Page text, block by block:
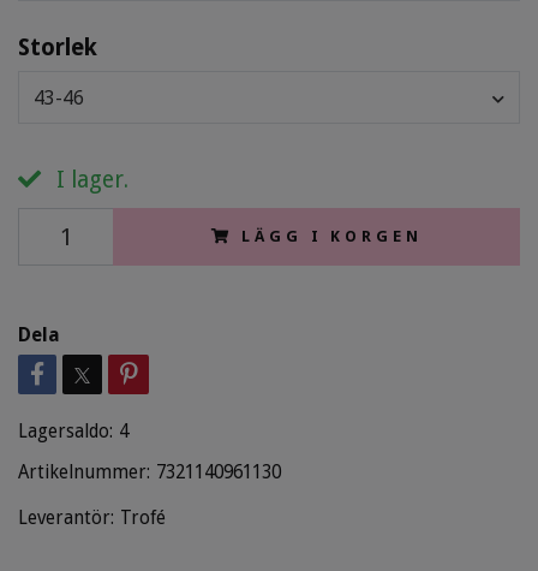
Storlek
43-46
I lager.
LÄGG I KORGEN
Dela
Lagersaldo: 4
Artikelnummer: 7321140961130
Leverantör: Trofé